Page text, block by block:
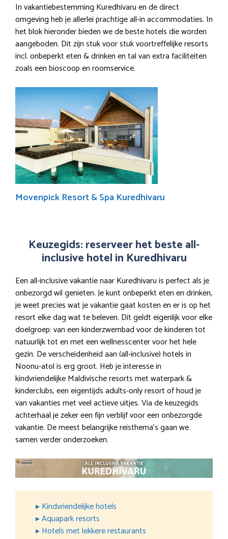
In vakantiebestemming Kuredhivaru en de direct
omgeving heb je allerlei prachtige all-in accommodaties. In
het blok hieronder bieden we de beste hotels die worden
aangeboden. Dit zijn stuk voor stuk voortreffelijke resorts
incl. onbeperkt eten & drinken en tal van extra faciliteiten
zoals een bioscoop en roomservice.
Movenpick Resort & Spa Kuredhivaru
Keuzegids: reserveer het beste all-
inclusive hotel in Kuredhivaru
Een all-inclusive vakantie naar Kuredhivaru is perfect als je
onbezorgd wil genieten. Je kunt onbeperkt eten en drinken,
je weet precies wat je vakantie gaat kosten en er is op het
resort elke dag wat te beleven. Dit geldt eigenlijk voor elke
doelgroep: van een kinderzwembad voor de kinderen tot
natuurlijk tot en met een wellnesscenter voor het hele
gezin. De verscheidenheid aan (all-inclusive) hotels in
Noonu-atol is erg groot. Heb je interesse in
kindvriendelijke Maldivische resorts met waterpark &
kinderclubs, een eigentijds adults-only resort of houd je
van vakanties met veel actieve uitjes. Via de keuzegids
achterhaal je zeker een fijn verblijf voor een onbezorgde
vakantie. De meest belangrijke reisthema’s gaan we
samen verder onderzoeken.
▸ Kindvriendelijke hotels
▸ Aquapark resorts
▸ Hotels met lekkere restaurants